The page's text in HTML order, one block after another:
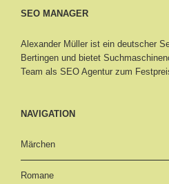
SEO MANAGER
Alexander Müller ist ein deutscher
Bertingen und bietet
Team als SEO Agentur zum
NAVIGATION
Märchen
Romane